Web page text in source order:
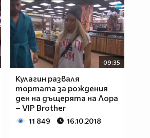
09:35
Кулагин разваля
тортата за рождения
ден на дъщерята на Лора
– VIP Brother
11 849 16.10.2018